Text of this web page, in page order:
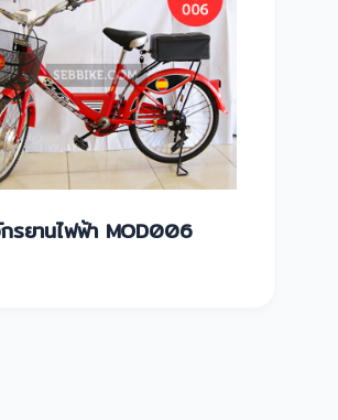
รยานไฟฟ้า MOD006